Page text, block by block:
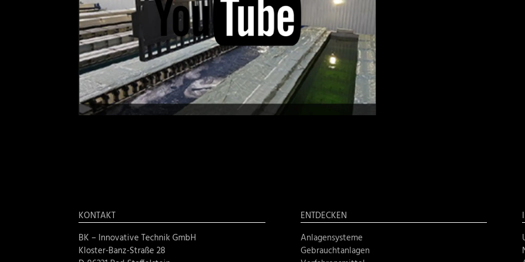
KONTAKT
BK – Innovative Technik GmbH
Kloster-Banz-Straße 28
ENTDECKEN
Anlagensysteme
Gebrauchtanlagen